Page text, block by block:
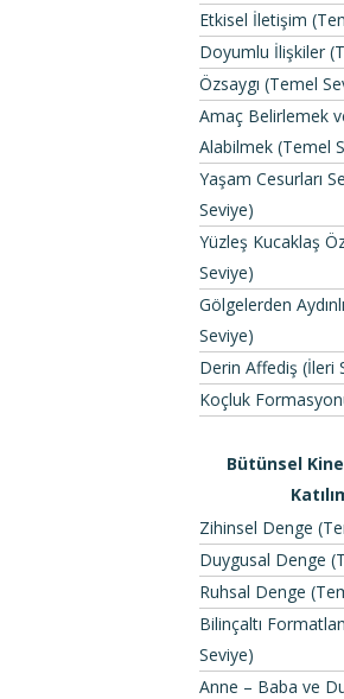
Etkisel İletişim
Doyumlu İlişkiler
Özsaygı (Temel
Amaç Belirlemek
Alabilmek (Temel
Yaşam Cesurları
Seviye)
Yüzleş Kucaklaş
Seviye)
Gölgelerden
Seviye)
Derin Affediş (İleri
Koçluk
Bütünsel
Zihinsel Denge
Duygusal Denge
Ruhsal Denge
Bilinçaltı
Seviye)
Anne – Baba ve